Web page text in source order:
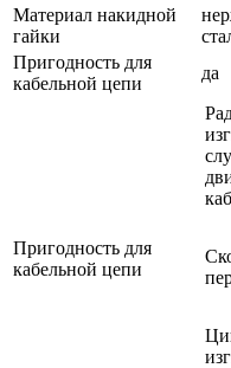
Материал накидной
гайки
Пригодность для
кабельной цепи
да
Пригодность для
кабельной цепи